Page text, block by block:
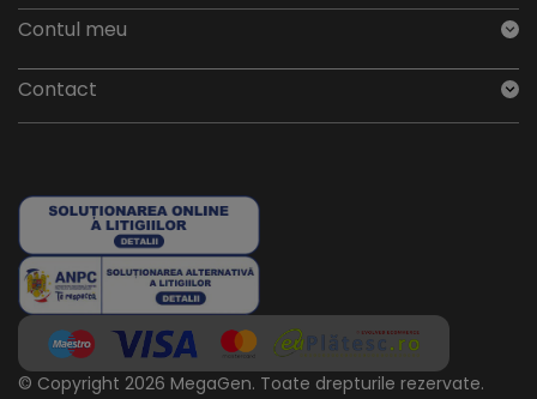
Contul meu
Contact
© Copyright 2026 MegaGen. Toate drepturile rezervate.